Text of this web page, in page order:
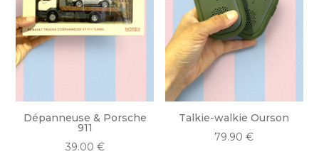
Dépanneuse & Porsche
911
39.00 €
Talkie-walkie Ourson
79.90€